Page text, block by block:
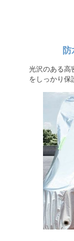
光沢のある高
をしっかり保